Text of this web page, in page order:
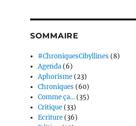
SOMMAIRE
#ChroniquesCibyllines (8)
Agenda (6)
Aphorisme (23)
Chroniques (60)
Comme ça… (35)
Critique (33)
Ecriture (36)